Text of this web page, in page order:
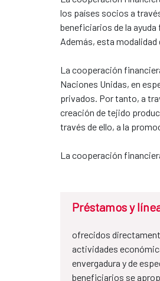
los países socios a
beneficiarios de la
Además, esta
La cooperación
Naciones Unidas, en
privados. Por tanto, a
creación de tejido
través de ello, a la
La cooperación
Préstamos y
ofrecidos
actividades
envergadura y de
beneficiarios se